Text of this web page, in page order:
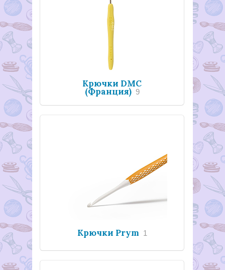
Крючки DMC
(Франция) 9
Крючки Prym 1